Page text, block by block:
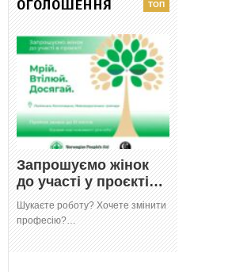
ОГОЛОШЕННЯ
Запрошуємо жінок
до участі у проєкті…
Шукаєте роботу? Хочете змінити
професію?…